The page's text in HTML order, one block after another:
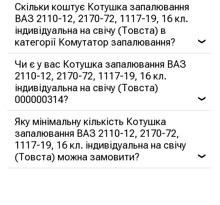
Скільки коштує Котушка запалювання
ВАЗ 2110-12, 2170-72, 1117-19, 16 кл.
індивідуальна на свічу (Товста) в
категорії Комутатор запалювання?
❯
Чи є у вас Котушка запалювання ВАЗ
2110-12, 2170-72, 1117-19, 16 кл.
індивідуальна на свічу (Товста)
000000314?
❯
Яку мінімальну кількість Котушка
запалювання ВАЗ 2110-12, 2170-72,
1117-19, 16 кл. індивідуальна на свічу
(Товста) можна замовити?
❯